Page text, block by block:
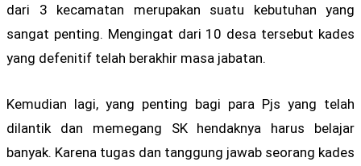
dari 3 kecamatan merupakan suatu kebutuhan yang
sangat penting. Mengingat dari 10 desa tersebut kades
yang defenitif telah berakhir masa jabatan.
Kemudian lagi, yang penting bagi para Pjs yang telah
dilantik dan memegang SK hendaknya harus belajar
banyak. Karena tugas dan tanggung jawab seorang kades